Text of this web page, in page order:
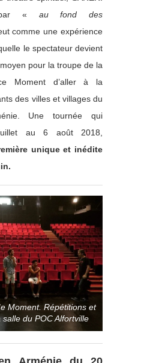
par « au fond des
comme une expérience
le spectateur devient
pour la troupe de la
Moment d’aller à la
des villes et villages du
Une tournée qui
au 6 août 2018,
unique et inédite
Moment. Répétitions et
du POC Alfortville